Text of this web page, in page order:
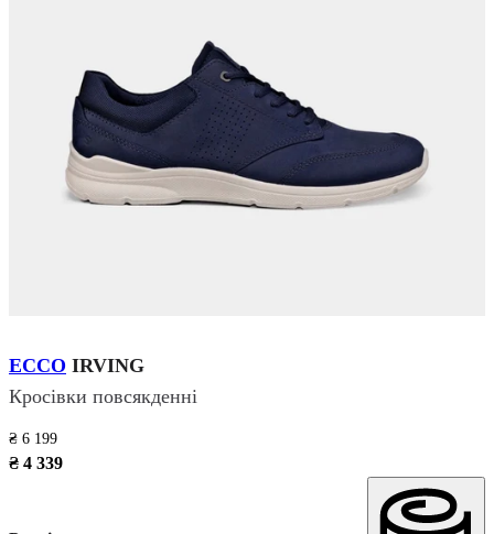
ECCO IRVING
Кросівки повсякденні
₴ 6 199
₴ 4 339